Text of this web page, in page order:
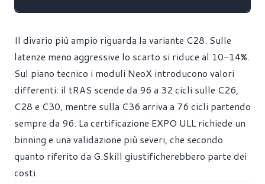
Il divario più ampio riguarda la variante C28. Sulle
latenze meno aggressive lo scarto si riduce al 10-14%.
Sul piano tecnico i moduli NeoX introducono valori
differenti: il tRAS scende da 96 a 32 cicli sulle C26,
C28 e C30, mentre sulla C36 arriva a 76 cicli partendo
sempre da 96. La certificazione EXPO ULL richiede un
binning e una validazione più severi, che secondo
quanto riferito da G.Skill giustificherebbero parte dei
costi.